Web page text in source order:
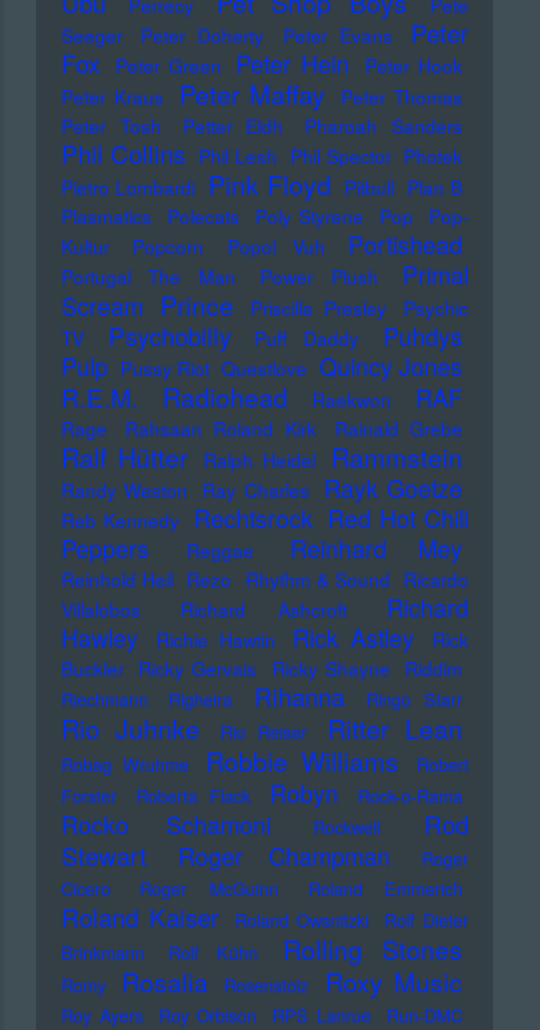
Perrecy
Pete
Seeger
Peter Doherty Peter Evans
Peter
Fox
Peter Green Peter Hein
Peter Hook
Peter Kraus
Peter Maffay
Peter Thomas
Peter Tosh
Petter Eldh Pharoah Sanders
Phil Collins Phil Lesh Phil Spector Photek
Pietro Lombardi
Pink Floyd Pitbull Plan B
Plasmatics
Polecats Poly Styrene Pop
Pop-
Kultur
Popcorn Popol Vuh Portishead
Portugal The Man Power Plush
Primal
Scream
Prince Priscilla Presley
Psychic
TV
Psychobilly Puff Daddy
Puhdys
Pulp Pussy Riot Questlove Quincy Jones
R.E.M. Radiohead Raekwon RAF
Rage Rahsaan Roland Kirk Rainald Grebe
Ralf Hütter Ralph Heidel Rammstein
Randy Weston Ray Charles Rayk Goetze
Reb Kennedy Rechtsrock Red Hot Chili
Peppers
Reggae Reinhard Mey
Reinhold Heil Rezo Rhythm & Sound Ricardo
Villalobos
Richard Ashcroft
Richard
Hawley
Richie Hawtin Rick Astley
Rick
Buckler
Ricky Gervais Ricky Shayne Riddim
Riechmann Righeira Rihanna Ringo Starr
Rio Juhnke Rio Reiser Ritter Lean
Robag Wruhme Robbie Williams
Robert
Forster
Roberta Flack Robyn Rock-o-Rama
Rocko Schamoni Rockwell
Rod
Stewart
Roger Champman
Roger
Cicero
Roger McGuinn Roland Emmerich
Roland Kaiser Roland Owsnitzki
Rolf Dieter
Brinkmann
Rolf Kühn Rolling Stones
Romy Rosalia Rosenstolz Roxy Music
Roy Ayers Roy Orbison RPS Lanrue
Run-DMC